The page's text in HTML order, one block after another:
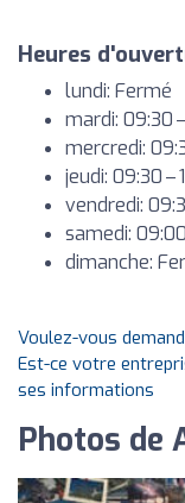
Heures
lundi: Fermé
mardi: 09:30
mercredi:
jeudi: 09:30 –
vendredi:
samedi:
dimanche:
Voulez-vous
Est-ce votre
ses informations
Photos de